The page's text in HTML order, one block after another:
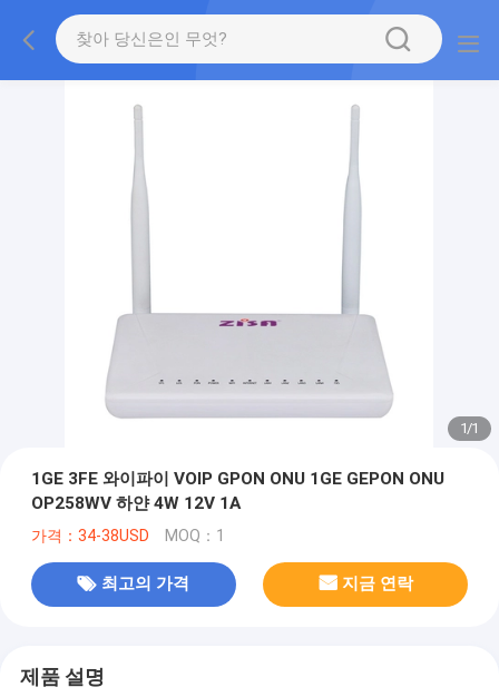
1/1
1GE 3FE 와이파이 VOIP GPON ONU 1GE GEPON ONU
OP258WV 하얀 4W 12V 1A
가격：34-38USD MOQ：1
최고의 가격 지금 연락
제품 설명